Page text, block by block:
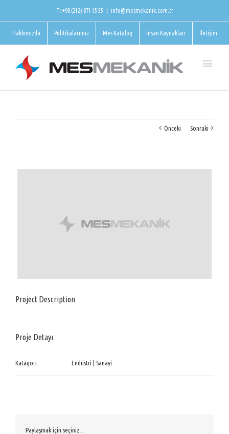
T: +90 (212) 871 15 55 info@mesmekanik.com.tr
Hakkımızda Politikalarımız Mes Katalog İnsan Kaynakları İletişim
Önceki Sonraki
Project Description
Proje Detayı
Katagori: Endüstri | Sanayi
Paylaşmak için seçiniz...